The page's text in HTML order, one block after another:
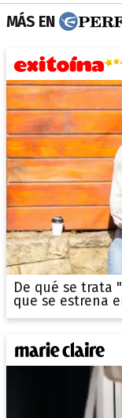
MÁS EN
De qué se trata
que se estrena